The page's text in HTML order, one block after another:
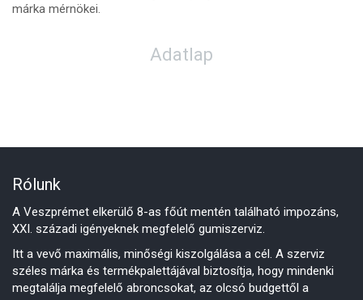
márka mérnökei.
Adatlap
Rólunk
A Veszprémet elkerülő 8-as főút mentén található impozáns,
XXI. századi igényeknek megfelelő gumiszerviz.
Itt a vevő maximális, minőségi kiszolgálása a cél. A szerviz
széles márka és termékpalettájával biztosítja, hogy mindenki
megtalálja megfelelő abroncsokat, az olcsó budgettől a